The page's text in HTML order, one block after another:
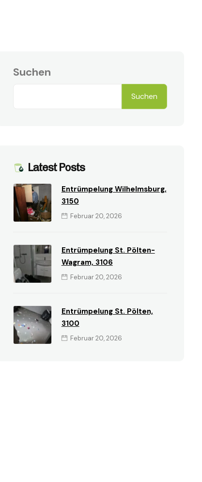
Suchen
Suchen
Latest Posts
Entrümpelung Wilhelmsburg,
3150
Februar 20, 2026
Entrümpelung St. Pölten-
Wagram, 3106
Februar 20, 2026
Entrümpelung St. Pölten,
3100
Februar 20, 2026